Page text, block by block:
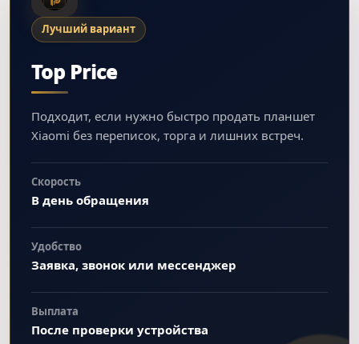
Лучший вариант
Top Price
Подходит, если нужно быстро продать планшет
Xiaomi без переписок, торга и лишних встреч.
Скорость
В день обращения
Удобство
Заявка, звонок или мессенджер
Выплата
После проверки устройства